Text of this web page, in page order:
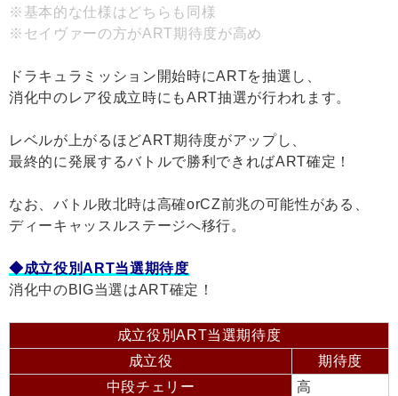
※基本的な仕様はどちらも同様
※セイヴァーの方がART期待度が高め
ドラキュラミッション開始時にARTを抽選し、
消化中のレア役成立時にもART抽選が行われます。
レベルが上がるほどART期待度がアップし、
最終的に発展するバトルで勝利できればART確定！
なお、バトル敗北時は高確orCZ前兆の可能性がある、
ディーキャッスルステージへ移行。
◆成立役別ART当選期待度
消化中のBIG当選はART確定！
成立役別ART当選期待度
成立役
期待度
中段チェリー
高